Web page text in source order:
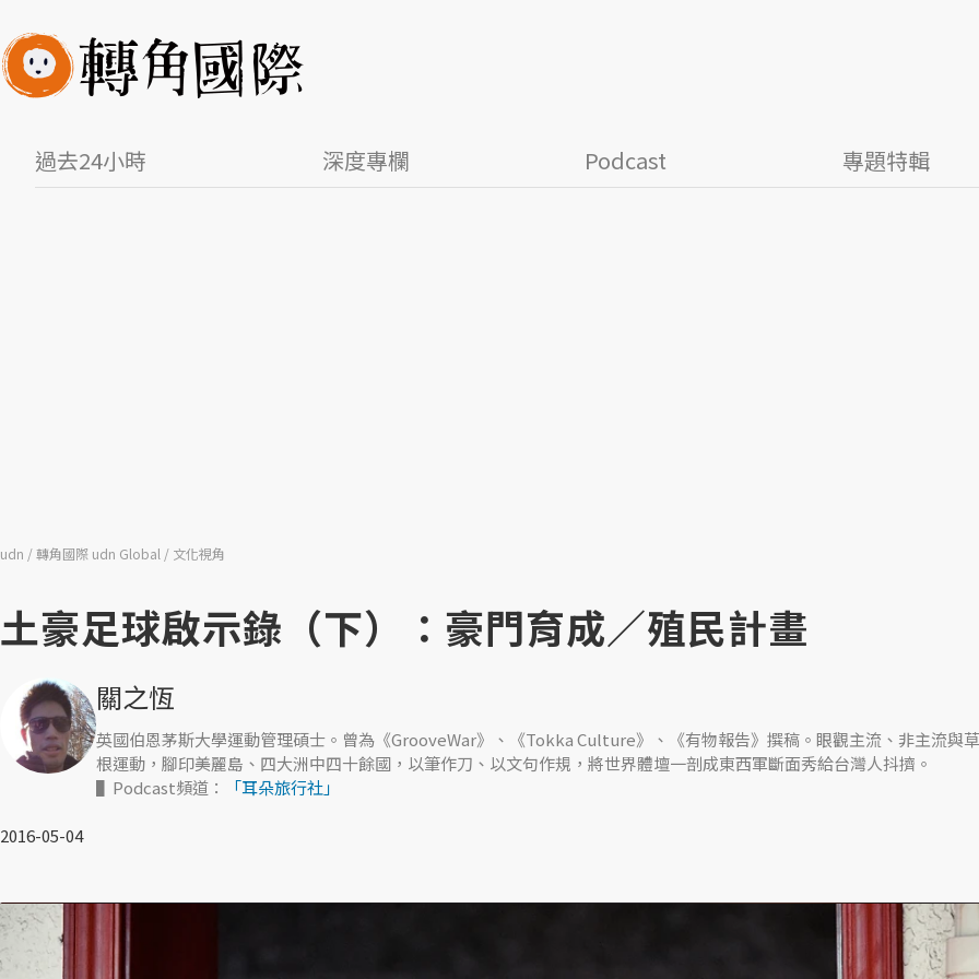
過去24小時 深度專欄 Podcast 專題特輯
udn 轉角國際 udn Global 文化視角
土豪足球啟示錄（下）：豪門育成／殖民計畫
關之恆
英國伯恩茅斯大學運動管理碩士。曾為《GrooveWar》、《Tokka Culture》、《有物報告》撰稿。眼觀主流、非主流與草
根運動，腳印美麗島、四大洲中四十餘國，以筆作刀、以文句作規，將世界體壇一剖成東西軍斷面秀給台灣人抖擠。
▌Podcast頻道：
「耳朵旅行社」
2016-05-04